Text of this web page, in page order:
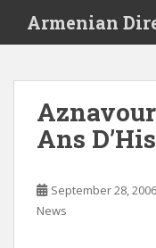
i
Armenian
Aznavour
Ans
September 28, 2006
News